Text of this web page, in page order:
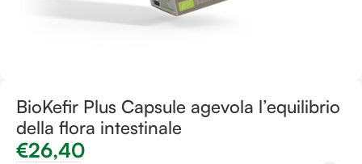
BioKefir Plus Capsule agevola l’equilibrio
della flora intestinale
€26,40